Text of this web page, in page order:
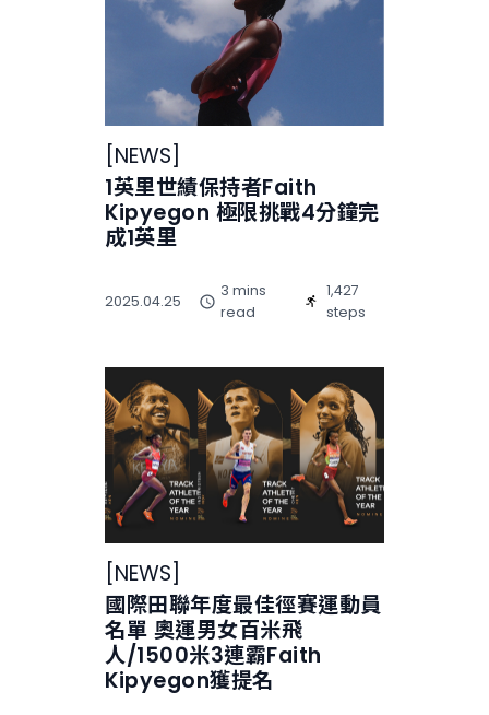
[NEWS]
1英里世績保持者Faith
Kipyegon 極限挑戰4分鐘完
成1英里
2025.04.25
3 mins
read
1,427
steps
NEWS
國際田聯年度最佳徑賽運動員
名單 奧運男女百米飛
人/1500米3連霸Faith
Kipyegon獲提名